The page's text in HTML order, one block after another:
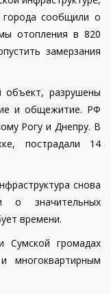
сообщили о
отопления в 820
замерзания
объект, разрушены
и общежитие. РФ
Рогу и Днепру. В
пострадали 14
снова
значительных
времени.
Сумской громадах
многоквартирным